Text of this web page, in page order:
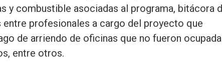
y combustible asociadas al programa, bitácora
profesionales a cargo del proyecto que
de arriendo de oficinas que no fueron
entre otros.